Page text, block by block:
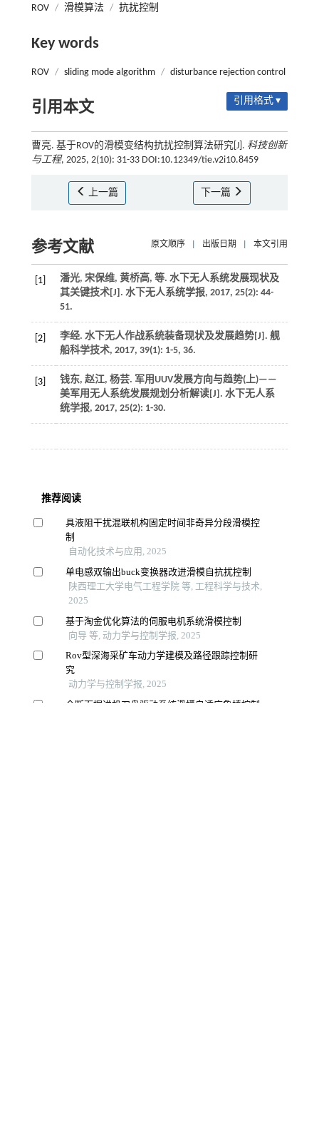
ROV / 滑模算法 / 抗扰控制
Key words
ROV / sliding mode algorithm / disturbance rejection control
引用本文 引用格式 ▾
曹亮. 基于ROV的滑模变结构抗扰控制算法研究[J]. 科技创新
与工程, 2025, 2(10): 31-33 DOI:10.12349/tie.v2i10.8459
上一篇 下一篇
参考文献 原文顺序 出版日期 本文引用
[1] 潘光, 宋保维, 黄桥高, 等. 水下无人系统发展现状及
其关键技术[J]. 水下无人系统学报, 2017, 25(2): 44-
51.
[2] 李经. 水下无人作战系统装备现状及发展趋势[J]. 舰
船科学技术, 2017, 39(1): 1-5, 36.
[3]
钱东, 赵江, 杨芸. 军用UUV发展方向与趋势(上)——
美军用无人系统发展规划分析解读[J]. 水下无人系
统学报, 2017, 25(2): 1-30.